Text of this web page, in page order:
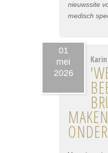
nieuwssite
medisch
01
mei
2026